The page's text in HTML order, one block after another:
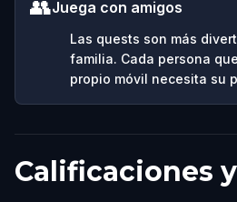
👥Juega con amigos
Las quests son más
familia. Cada persona
propio móvil necesita su
Calificaciones